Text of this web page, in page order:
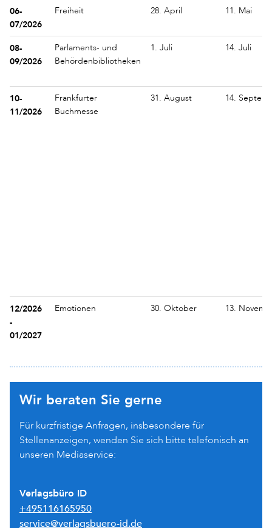
06-
07/2026
Freiheit 28. April 11. Mai
08-
09/2026
Parlaments- und
Behördenbibliotheken
1. Juli 14. Juli
10-
11/2026
Frankfurter
Buchmesse
31. August 14.
12/2026
-
01/2027
Emotionen 30. Oktober 13.
Wir beraten Sie gerne
Für kurzfristige Anfragen, insbesondere für
Stellenanzeigen, wenden Sie sich bitte telefonisch an
unseren Mediaservice:
Verlagsbüro ID
+495116165950
service@verlagsbuero-id.de